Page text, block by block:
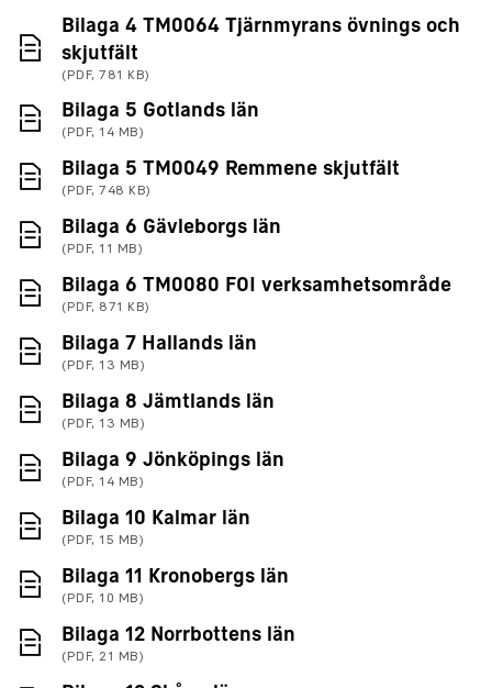
Bilaga 4 TM0064 Tjärnmyrans övnings och
skjutfält
(PDF, 781 KB)
Bilaga 5 Gotlands län
(PDF, 14 MB)
Bilaga 5 TM0049 Remmene skjutfält
(PDF, 748 KB)
Bilaga 6 Gävleborgs län
(PDF, 11 MB)
Bilaga 6 TM0080 FOI verksamhetsområde
(PDF, 871 KB)
Bilaga 7 Hallands län
(PDF, 13 MB)
Bilaga 8 Jämtlands län
(PDF, 13 MB)
Bilaga 9 Jönköpings län
(PDF, 14 MB)
Bilaga 10 Kalmar län
(PDF, 15 MB)
Bilaga 11 Kronobergs län
(PDF, 10 MB)
Bilaga 12 Norrbottens län
(PDF, 21 MB)